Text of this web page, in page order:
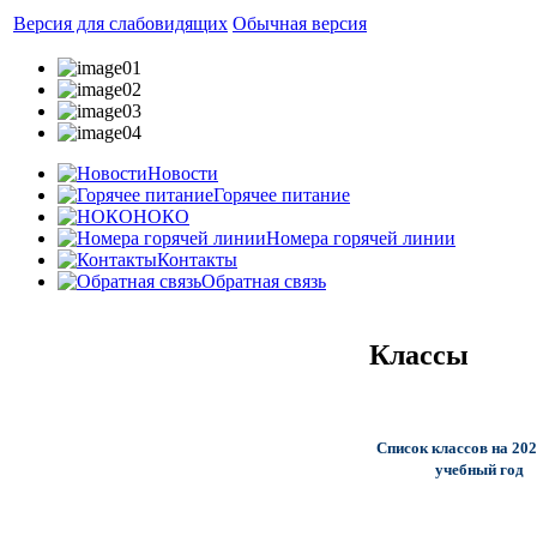
Версия для слабовидящих Обычная версия
Новости
Горячее питание
НОКО
Номера горячей линии
Контакты
Обратная связь
Классы
Список классов на
учебный год